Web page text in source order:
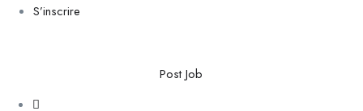
S’inscrire
Post Job